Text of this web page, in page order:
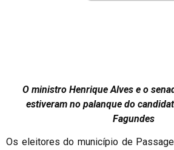
O ministro Henrique Alves e o
estiveram no palanque do
Fagundes
Os eleitores do município de